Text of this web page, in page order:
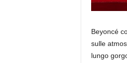
Beyoncé
sulle
lungo